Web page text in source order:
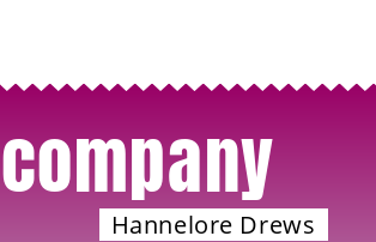
Hannelore Drews